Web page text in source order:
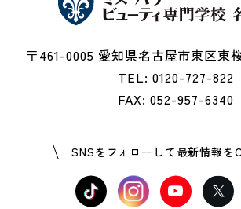
〒461-0005 愛知県名古屋市東区東
TEL: 0120-727-822
FAX: 052-957-6340
SNSをフォローして最新情報を